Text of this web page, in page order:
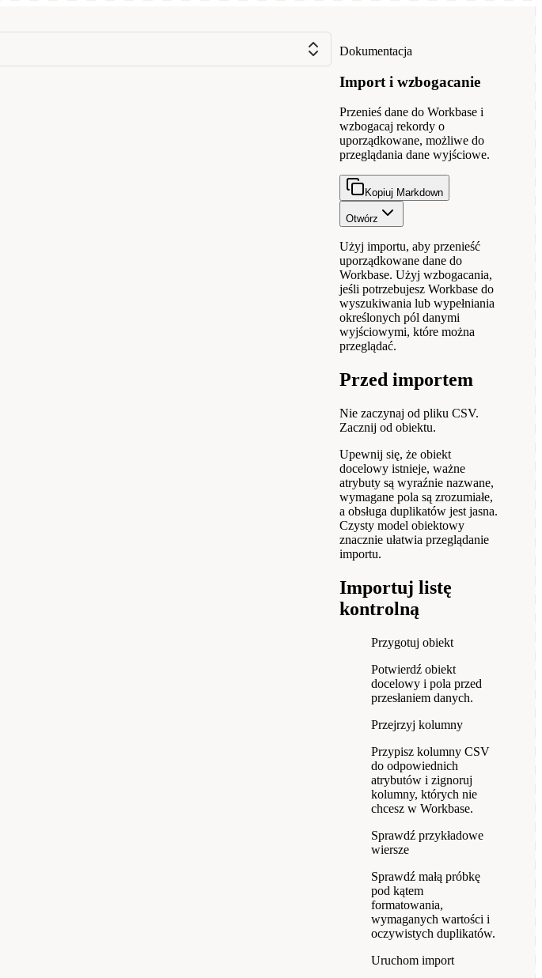
Dokumentacja
Import i wzbogacanie
Przenieś dane do Workbase i
wzbogacaj rekordy o
uporządkowane, możliwe do
przeglądania dane wyjściowe.
Kopiuj Markdown
Otwórz
Użyj importu, aby przenieść
uporządkowane dane do
Workbase. Użyj wzbogacania,
jeśli potrzebujesz Workbase do
wyszukiwania lub wypełniania
określonych pól danymi
wyjściowymi, które można
przeglądać.
Przed importem
Nie zaczynaj od pliku CSV.
Zacznij od obiektu.
Upewnij się, że obiekt
docelowy istnieje, ważne
atrybuty są wyraźnie nazwane,
wymagane pola są zrozumiałe,
a obsługa duplikatów jest jasna.
Czysty model obiektowy
znacznie ułatwia przeglądanie
importu.
Importuj listę
kontrolną
Przygotuj obiekt
Potwierdź obiekt
docelowy i pola przed
przesłaniem danych.
Przejrzyj kolumny
Przypisz kolumny CSV
do odpowiednich
atrybutów i zignoruj ​​
kolumny, których nie
chcesz w Workbase.
Sprawdź przykładowe
wiersze
Sprawdź małą próbkę
pod kątem
formatowania,
wymaganych wartości i
oczywistych duplikatów.
Uruchom import